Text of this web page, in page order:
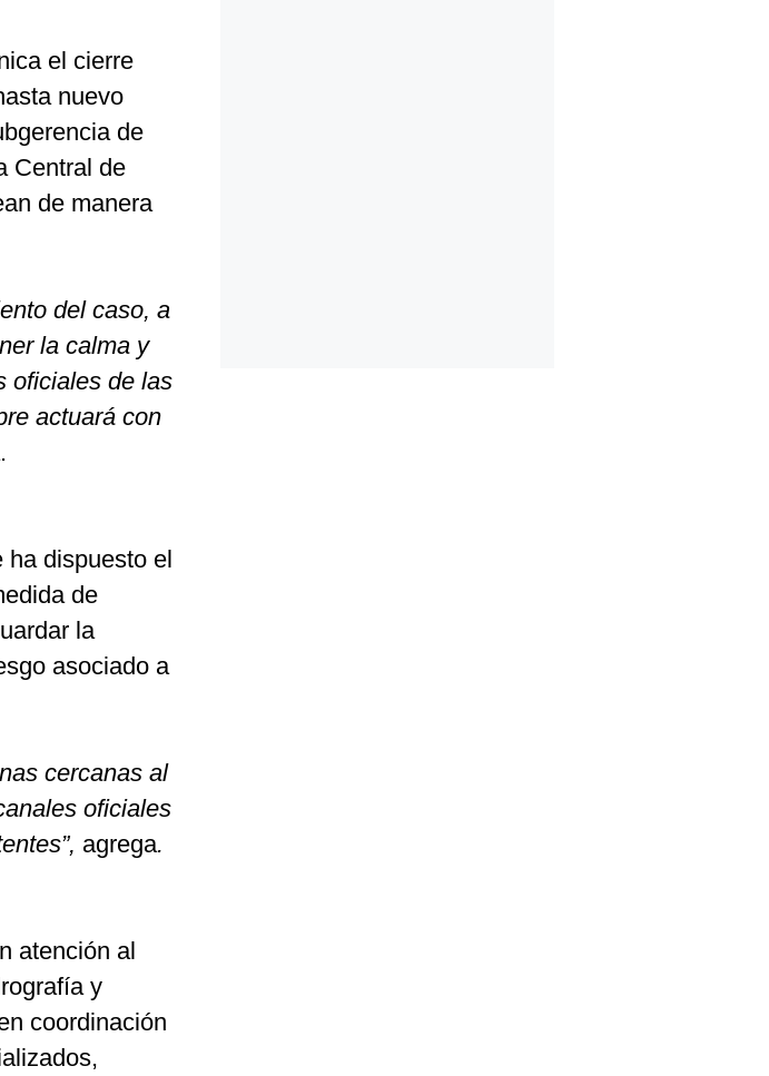
el cierre
nuevo
de
Central de
de manera
del caso, a
la calma y
oficiales de las
actuará con
ha dispuesto el
de
la
asociado a
cercanas al
oficiales
agrega.
atención al
y
coordinación